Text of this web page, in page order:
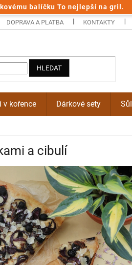
balíčku To nejlepší na gril.
DOPRAVA A PLATBA KONTAKTY
HLEDAT
v kořence Dárkové sety Sůl
a cibulí